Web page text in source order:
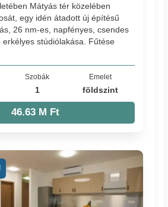
Mátyás tér közelében
egy idén átadott új építésű
26 nm-es, napfényes, csendes
erkélyes stúdiólakása. Fűtése
Szobák
1
Emelet
földszint
46.63 M Ft